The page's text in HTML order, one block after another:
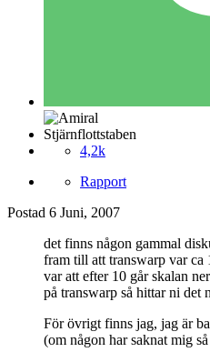
Stjärnflottstaben
4,2k
Rapport
Postad 6 Juni, 2007
det finns någon gammal
fram till att transwarp var ca
var att efter 10 går skalan
på transwarp så hittar ni det
För övrigt finns jag, jag är
(om någon har saknat mig